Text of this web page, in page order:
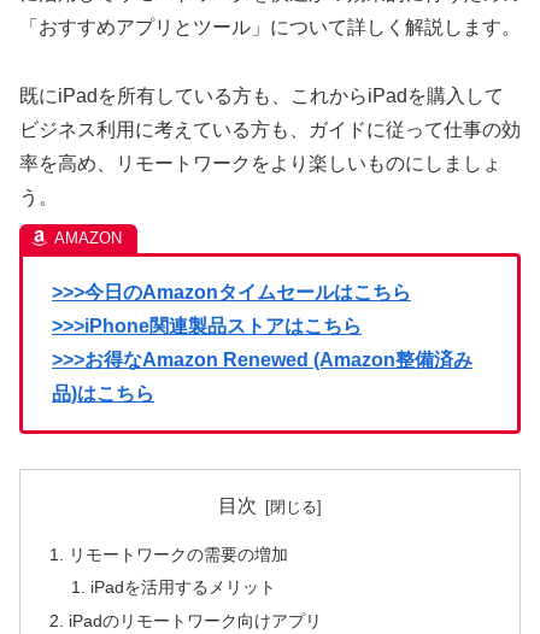
「おすすめアプリとツール」について詳しく解説します。
既にiPadを所有している方も、これからiPadを購入して
ビジネス利用に考えている方も、ガイドに従って仕事の効
率を高め、リモートワークをより楽しいものにしましょ
う。
>>>今日のAmazonタイムセールはこちら
>>>iPhone関連製品ストアはこちら
>>>お得なAmazon Renewed (Amazon整備済み
品)はこちら
目次
リモートワークの需要の増加
iPadを活用するメリット
iPadのリモートワーク向けアプリ